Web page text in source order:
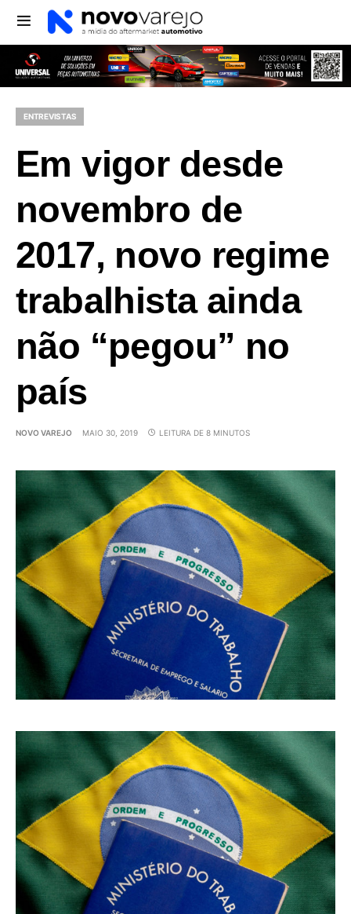
ENTREVISTAS
Em vigor desde
novembro de
2017, novo regime
trabalhista ainda
não “pegou” no
país
NOVO VAREJO MAIO 30, 2019 LEITURA DE 8 MINUTOS